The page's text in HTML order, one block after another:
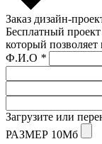
Заказ дизайн-
Бесплатный
который позволяет
Ф.И.О *
Загрузите или
РАЗМЕР 10Мб